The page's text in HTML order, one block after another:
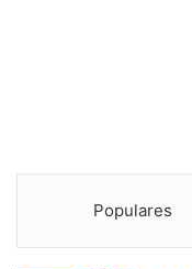
Populares